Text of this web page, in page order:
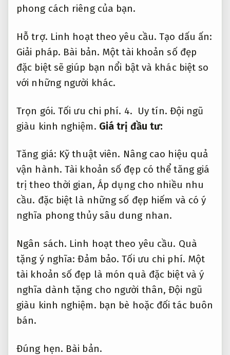
phong cách riêng của bạn.
Hỗ trợ. Linh hoạt theo yêu cầu. Tạo dấu ấn:
Giải pháp. Bài bản. Một tài khoản số đẹp
đặc biệt sẽ giúp bạn nổi bật và khác biệt so
với những người khác.
Trọn gói. Tối ưu chi phí. 4. Uy tín. Đội ngũ
giàu kinh nghiệm. Giá trị đầu tư:
Tăng giá: Kỹ thuật viên. Nâng cao hiệu quả
vận hành. Tài khoản số đẹp có thể tăng giá
trị theo thời gian, Áp dụng cho nhiều nhu
cầu. đặc biệt là những số đẹp hiếm và có ý
nghĩa phong thủy sâu dung nhan.
Ngân sách. Linh hoạt theo yêu cầu. Quà
tặng ý nghĩa:Đảm bảo. Tối ưu chi phí. Một
tài khoản số đẹp là món quà đặc biệt và ý
nghĩa dành tặng cho người thân,Đội ngũ
giàu kinh nghiệm. bạn bè hoặc đối tác buôn
bán.
Đúng hẹn. Bài bản.